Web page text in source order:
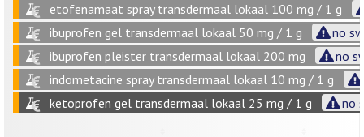
etofenamaat spray transdermaal lokaal 100 mg / 1 g
ibuprofen gel transdermaal lokaal 50 mg / 1 g
no
ibuprofen pleister transdermaal lokaal 200 mg
no
indometacine spray transdermaal lokaal 10 mg / 1 g
ketoprofen gel transdermaal lokaal 25 mg / 1 g
no